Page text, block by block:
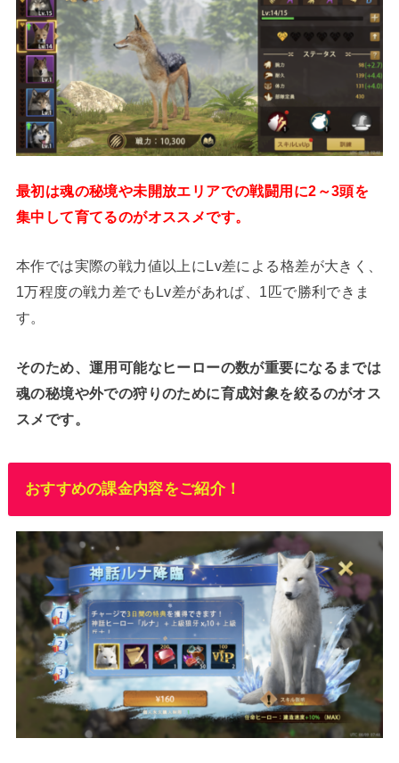
最初は魂の秘境や未開放エリアでの戦闘用に2～3頭を
集中して育てるのがオススメです。
本作では実際の戦力値以上にLv差による格差が大きく、
1万程度の戦力差でもLv差があれば、1匹で勝利できま
す。
そのため、運用可能なヒーローの数が重要になるまでは
魂の秘境や外での狩りのために育成対象を絞るのがオス
スメです。
おすすめの課金内容をご紹介！